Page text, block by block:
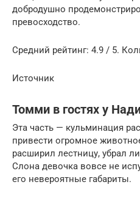
добродушно
превосходство.
Средний рейтинг: 4.9 / 5.
Источник
Томми в гостях у
Эта часть — кульминация
привести огромное
расширил лестницу, убрал
Слона девочка вовсе не
его невероятные габариты.